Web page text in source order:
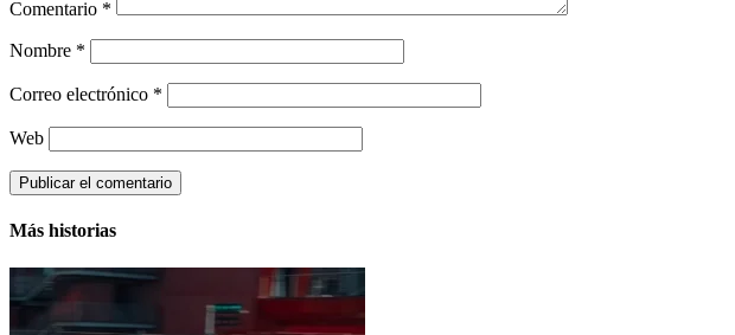
Comentario *
Nombre *
Correo electrónico *
Web
Más historias